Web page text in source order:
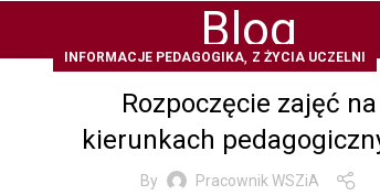
Blog
INFORMACJE PEDAGOGIKA, Z ŻYCIA UCZELNI
Rozpoczęcie zajęć na
kierunkach
By Pracownik WSZiA